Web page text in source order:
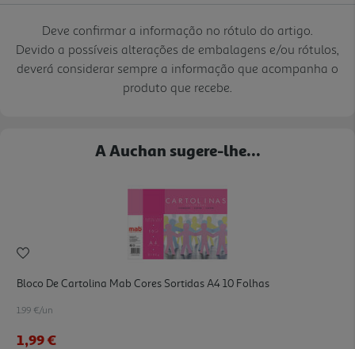
Deve confirmar a informação no rótulo do artigo.
Devido a possíveis alterações de embalagens e/ou rótulos,
deverá considerar sempre a informação que acompanha o
produto que recebe.
A Auchan sugere-lhe...
Bloco De Cartolina Mab Cores Sortidas A4 10 Folhas
1.99 €/un
1,99 €